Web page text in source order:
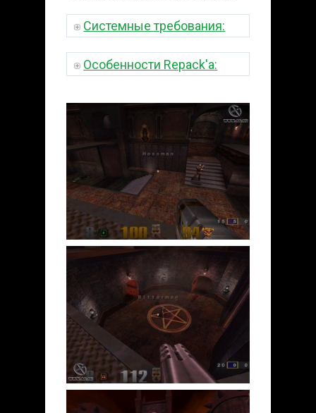
Системные требования:
Особенности Repack'a: